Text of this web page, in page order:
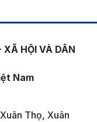
HỘI VÀ DÂN
Nam
Thọ, Xuân